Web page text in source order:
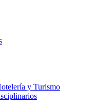
y Turismo